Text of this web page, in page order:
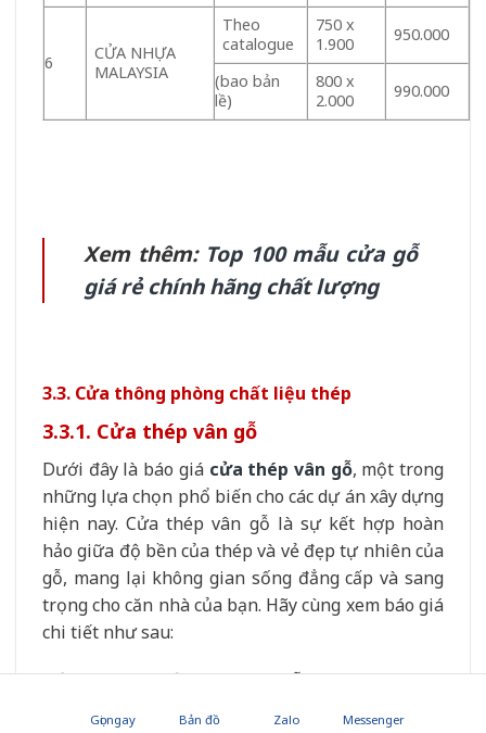
6
CỬA NHỰA
MALAYSIA
Theo
catalogue
750 x
1.900
950.000
(bao bản
lề)
800 x
2.000
990.000
Xem thêm: Top 100 mẫu cửa gỗ
giá rẻ chính hãng chất lượng
3.3. Cửa thông phòng chất liệu thép
3.3.1. Cửa thép vân gỗ
Dưới đây là báo giá cửa thép vân gỗ, một trong
những lựa chọn phổ biến cho các dự án xây dựng
hiện nay. Cửa thép vân gỗ là sự kết hợp hoàn
hảo giữa độ bền của thép và vẻ đẹp tự nhiên của
gỗ, mang lại không gian sống đẳng cấp và sang
trọng cho căn nhà của bạn. Hãy cùng xem báo giá
chi tiết như sau:
Bảng báo giá cửa thép vân gỗ
Gọi ngay Bản đồ Zalo Messenger